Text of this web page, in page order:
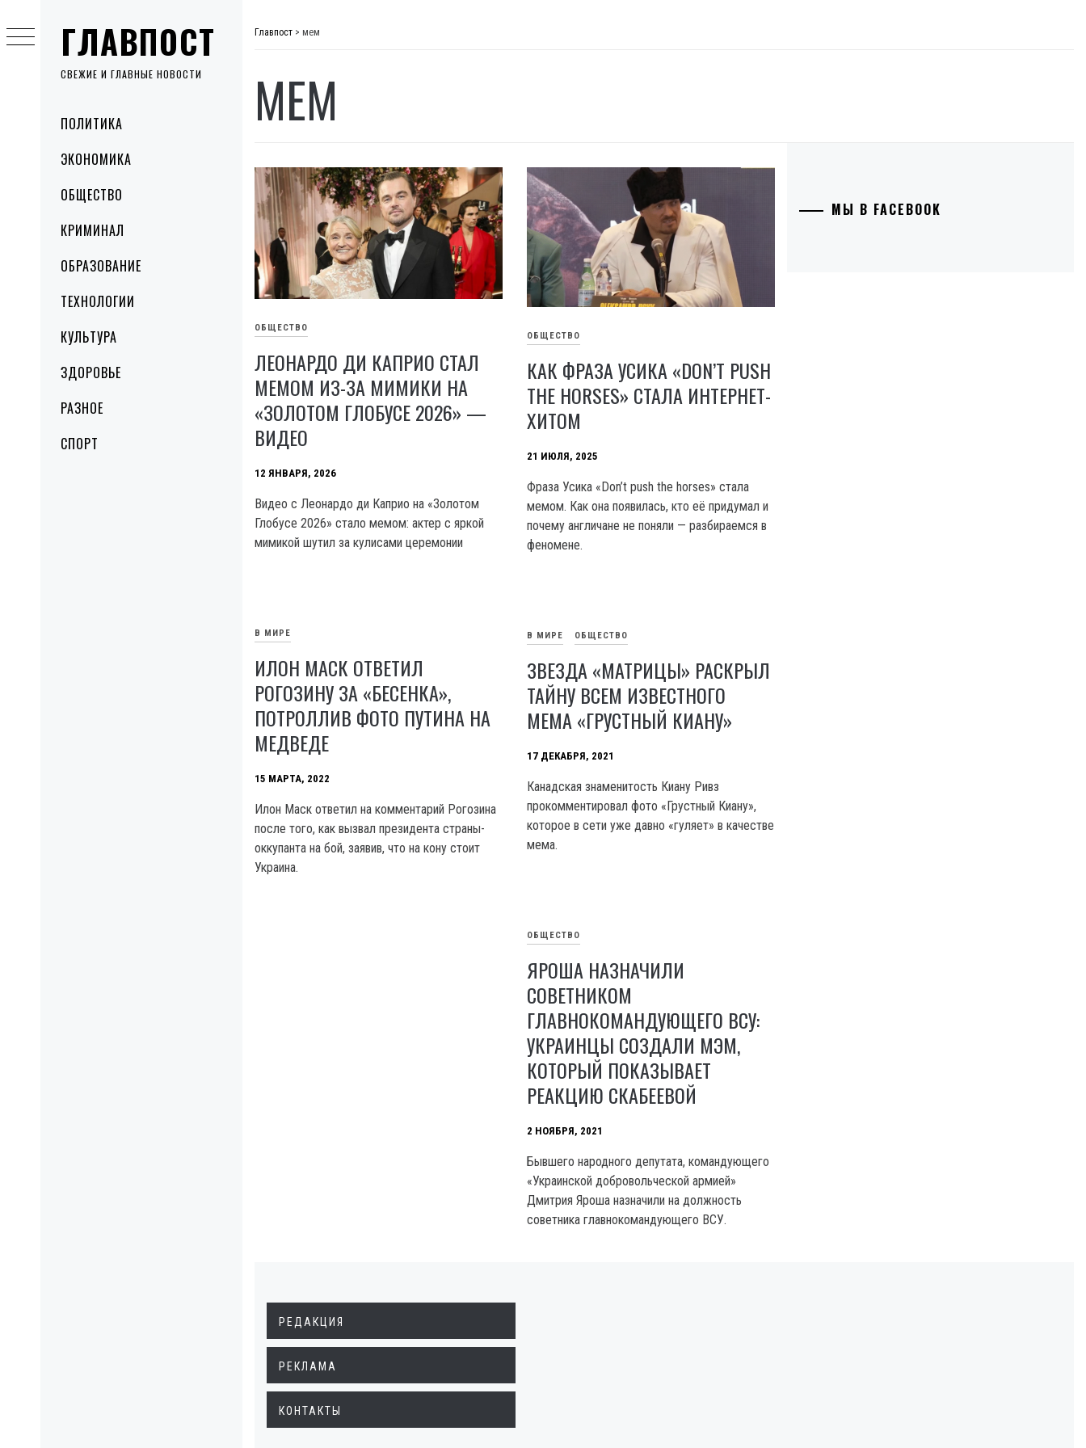
ГЛАВПОСТ
СВЕЖИЕ И ГЛАВНЫЕ НОВОСТИ
MenuПОЛИТИКА
ЭКОНОМИКА
ОБЩЕСТВО
КРИМИНАЛ
ОБРАЗОВАНИЕ
ТЕХНОЛОГИИ
КУЛЬТУРА
ЗДОРОВЬЕ
РАЗНОЕ
СПОРТ
to
content
Главпост > мем
МЕМ
ОБЩЕСТВО
ЛЕОНАРДО ДИ КАПРИО СТАЛ
МЕМОМ ИЗ-ЗА МИМИКИ НА
«ЗОЛОТОМ ГЛОБУСЕ 2026» —
ВИДЕО
12 ЯНВАРЯ, 2026
Видео с Леонардо ди Каприо на «Золотом
Глобусе 2026» стало мемом: актер с яркой
мимикой шутил за кулисами церемонии
ОБЩЕСТВО
КАК ФРАЗА УСИКА «DON’T PUSH
THE HORSES» СТАЛА ИНТЕРНЕТ-
ХИТОМ
21 ИЮЛЯ, 2025
Фраза Усика «Don’t push the horses» стала
мемом. Как она появилась, кто её придумал и
почему англичане не поняли — разбираемся в
феномене.
В МИРЕ
ИЛОН МАСК ОТВЕТИЛ
РОГОЗИНУ ЗА «БЕСЕНКА»,
ПОТРОЛЛИВ ФОТО ПУТИНА НА
МЕДВЕДЕ
15 МАРТА, 2022
Илон Маск ответил на комментарий Рогозина
после того, как вызвал президента страны-
оккупанта на бой, заявив, что на кону стоит
Украина.
В МИРЕ ОБЩЕСТВО
ЗВЕЗДА «МАТРИЦЫ» РАСКРЫЛ
ТАЙНУ ВСЕМ ИЗВЕСТНОГО
МЕМА «ГРУСТНЫЙ КИАНУ»
17 ДЕКАБРЯ, 2021
Канадская знаменитость Киану Ривз
прокомментировал фото «Грустный Киану»,
которое в сети уже давно «гуляет» в качестве
мема.
ОБЩЕСТВО
ЯРОША НАЗНАЧИЛИ
СОВЕТНИКОМ
ГЛАВНОКОМАНДУЮЩЕГО ВСУ:
УКРАИНЦЫ СОЗДАЛИ МЭМ,
КОТОРЫЙ ПОКАЗЫВАЕТ
РЕАКЦИЮ СКАБЕЕВОЙ
2 НОЯБРЯ, 2021
Бывшего народного депутата, командующего
«Украинской добровольческой армией»
Дмитрия Яроша назначили на должность
советника главнокомандующего ВСУ.
МЫ В FACEBOOK
РЕДАКЦИЯ
РЕКЛАМА
КОНТАКТЫ